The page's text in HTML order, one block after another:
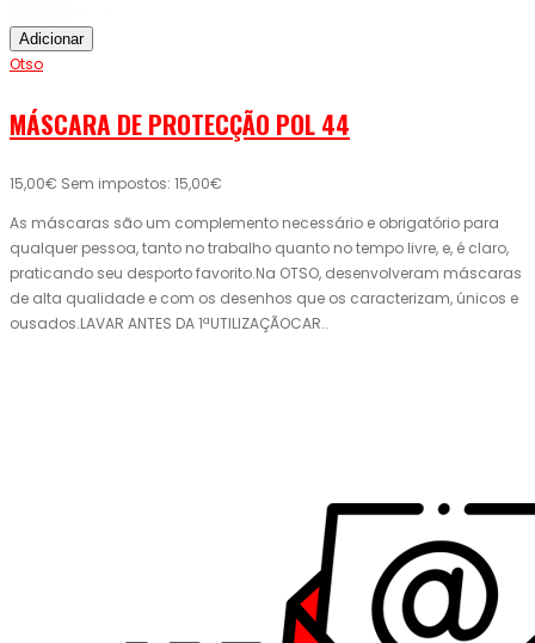
Adicionar
Otso
MÁSCARA DE PROTECÇÃO POL 44
15,00€ Sem impostos: 15,00€
As máscaras são um complemento necessário e obrigatório para
qualquer pessoa, tanto no trabalho quanto no tempo livre, e, é claro,
praticando seu desporto favorito.Na OTSO, desenvolveram máscaras
de alta qualidade e com os desenhos que os caracterizam, únicos e
ousados.LAVAR ANTES DA 1ªUTILIZAÇÃOCAR..